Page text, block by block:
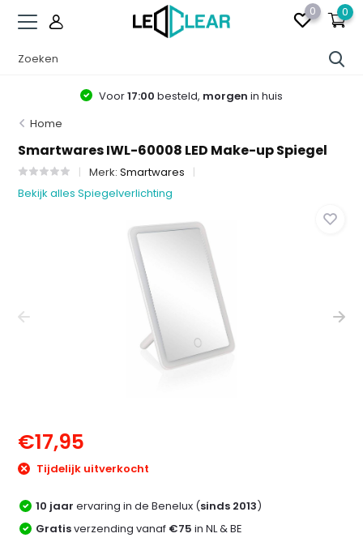
0 0
Voor17:00 besteld, morgen in huis
Home
Smartwares IWL-60008 LED Make-up Spiegel
Merk:Smartwares
Bekijk alles Spiegelverlichting
€17,95
Tijdelijk uitverkocht
10 jaar ervaring in de Benelux (sinds 2013)
Gratisverzending vanaf €75 in NL & BE